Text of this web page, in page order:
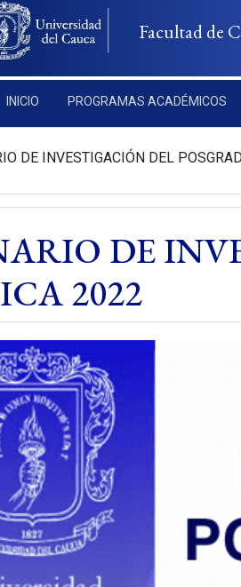
Facultad de
INICIO PROGRAMAS ACADÉMICOS
DE INVESTIGACIÓN DEL
DE
2022